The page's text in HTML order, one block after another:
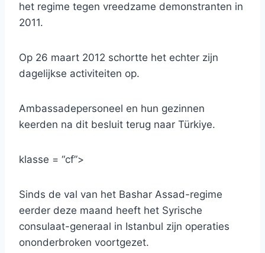
het regime tegen vreedzame demonstranten in
2011.
Op 26 maart 2012 schortte het echter zijn
dagelijkse activiteiten op.
Ambassadepersoneel en hun gezinnen
keerden na dit besluit terug naar Türkiye.
klasse = “cf”>
Sinds de val van het Bashar Assad-regime
eerder deze maand heeft het Syrische
consulaat-generaal in Istanbul zijn operaties
ononderbroken voortgezet.